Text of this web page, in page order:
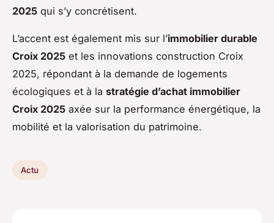
2025 qui s’y concrétisent.
L’accent est également mis sur l’immobilier durable
Croix 2025 et les innovations construction Croix
2025, répondant à la demande de logements
écologiques et à la stratégie d’achat immobilier
Croix 2025 axée sur la performance énergétique, la
mobilité et la valorisation du patrimoine.
Actu